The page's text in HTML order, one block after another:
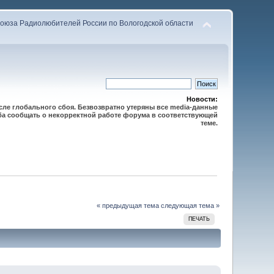
Радиолюбителей России по Вологодской области
Новости:
глобального сбоя. Безвозвратно утеряны все media-данные
сообщать о некорректной работе форума в соответствующей
теме.
« предыдущая тема следующая тема »
ПЕЧАТЬ